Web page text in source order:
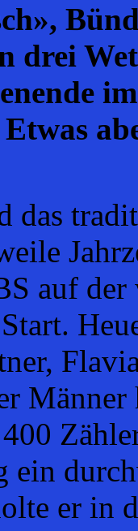
drei
das
auf
ein
er in